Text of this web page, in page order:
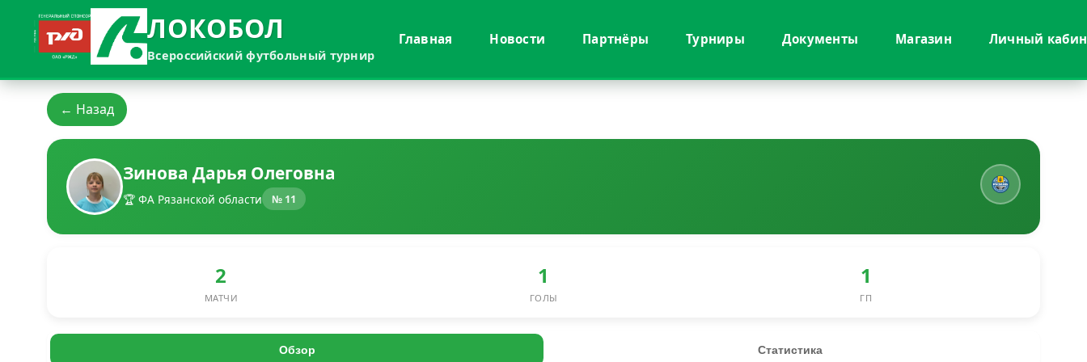
ЛОКОБОЛ
Всероссийский футбольный турнир
Главная Новости Партнёры Турниры Документы Магазин Личный
← Назад
Зинова Дарья Олеговна
🏆 ФА Рязанской области № 11
2
МАТЧИ
1
ГОЛЫ
1
ГП
Обзор Статистика